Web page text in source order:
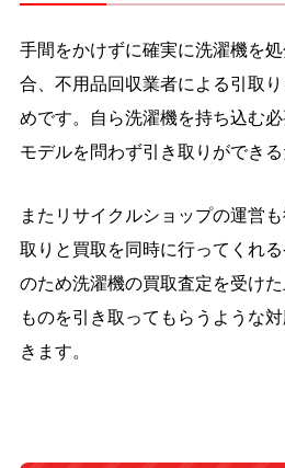
手間をかけずに確実に洗濯機を
合、不用品回収業者による引取
めです。自ら洗濯機を持ち込む
モデルを問わず引き取りができる
またリサイクルショップの運営
取りと買取を同時に行ってくれ
のため洗濯機の買取査定を受け
ものを引き取ってもらうような
きます。